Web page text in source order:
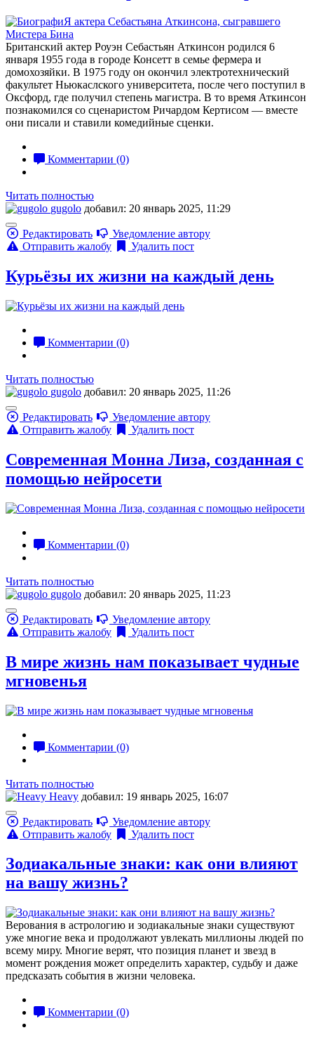
Британский актер Роуэн Себастьян Аткинсон родился 6
января 1955 года в городе Консетт в семье фермера и
домохозяйки. В 1975 году он окончил электротехнический
факультет Ньюкаслского университета, после чего поступил в
Оксфорд, где получил степень магистра. В то время Аткинсон
познакомился со сценаристом Ричардом Кертисом — вместе
они писали и ставили комедийные сценки.
Комментарии (0)
Читать полностью
gugolo добавил: 20 январь 2025, 11:29
Редактировать
Уведомление автору
Отправить жалобу
Удалить пост
Курьёзы их жизни на каждый день
Комментарии (0)
Читать полностью
gugolo добавил: 20 январь 2025, 11:26
Редактировать
Уведомление автору
Отправить жалобу
Удалить пост
Современная Монна Лиза, созданная с
помощью нейросети
Комментарии (0)
Читать полностью
gugolo добавил: 20 январь 2025, 11:23
Редактировать
Уведомление автору
Отправить жалобу
Удалить пост
В мире жизнь нам показывает чудные
мгновенья
Комментарии (0)
Читать полностью
Heavy добавил: 19 январь 2025, 16:07
Редактировать
Уведомление автору
Отправить жалобу
Удалить пост
Зодиакальные знаки: как они влияют
на вашу жизнь?
Верования в астрологию и зодиакальные знаки существуют
уже многие века и продолжают увлекать миллионы людей по
всему миру. Многие верят, что позиция планет и звезд в
момент рождения может определить характер, судьбу и даже
предсказать события в жизни человека.
Комментарии (0)